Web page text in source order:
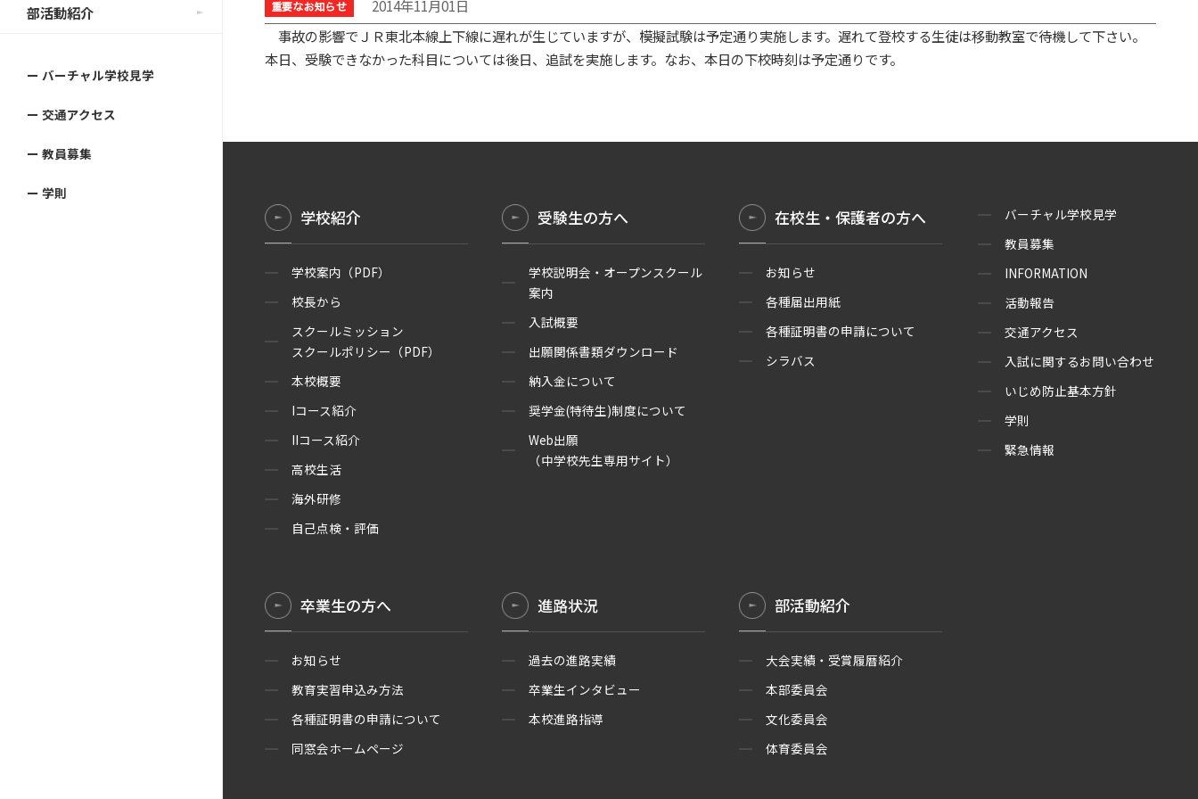
部活動紹介
ー バーチャル学校見学
ー 交通アクセス
ー 教員募集
ー 学則
2014年11月01日
事故の影響でＪＲ東北本線上下線に遅れが生じていますが、模擬試験は予定通り実施します。遅れて登校する生徒は移動教室で待機して下さい。
本日、受験できなかった科目については後日、追試を実施します。なお、本日の下校時刻は予定通りです。
学校紹介
学校案内（PDF）
校長から
スクールミッション
スクールポリシー（PDF）
本校概要
Iコース紹介
IIコース紹介
高校生活
海外研修
自己点検・評価
受験生の方へ
学校説明会・オープンスクール
案内
入試概要
出願関係書類ダウンロード
納入金について
奨学金(特待生)制度について
Web出願
（中学校先生専用サイト）
在校生・保護者の方へ
お知らせ
各種届出用紙
各種証明書の申請について
シラバス
卒業生の方へ
お知らせ
教育実習申込み方法
各種証明書の申請について
同窓会ホームページ
進路状況
過去の進路実績
卒業生インタビュー
本校進路指導
部活動紹介
大会実績・受賞履暦紹介
本部委員会
文化委員会
体育委員会
バーチャル学校見学
教員募集
INFORMATION
活動報告
交通アクセス
入試に関するお問い合わせ
いじめ防止基本方針
学則
緊急情報